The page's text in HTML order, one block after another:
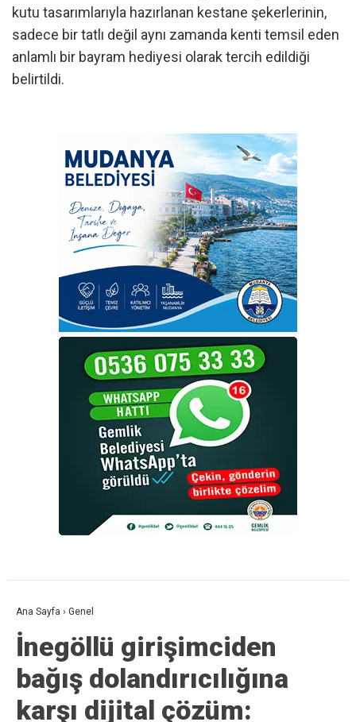
kutu tasarımlarıyla hazırlanan kestane şekerlerinin,
sadece bir tatlı değil aynı zamanda kenti temsil eden
anlamlı bir bayram hediyesi olarak tercih edildiği
belirtildi.
Ana Sayfa › Genel
İnegöllü girişimciden
bağış dolandırıcılığına
karşı dijital çözüm: